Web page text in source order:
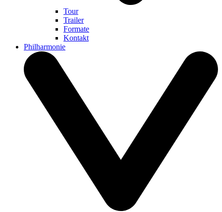
Tour
Trailer
Formate
Kontakt
Philharmonie